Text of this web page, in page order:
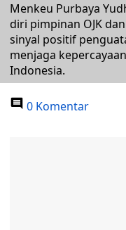
Menkeu Purbaya
diri pimpinan OJK
sinyal positif
menjaga
Indonesia.
0 Komentar